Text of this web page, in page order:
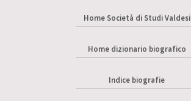
Home Società di Studi Valdesi
Home dizionario biografico
Indice biografie